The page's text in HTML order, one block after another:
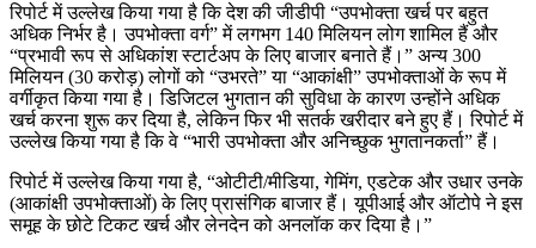
रिपोर्ट में उल्लेख किया गया है कि देश की जीडीपी “उपभोक्ता खर्च पर बहुत
अधिक निर्भर है। उपभोक्ता वर्ग” में लगभग 140 मिलियन लोग शामिल हैं और
“प्रभावी रूप से अधिकांश स्टार्टअप के लिए बाजार बनाते हैं।” अन्य 300
मिलियन (30 करोड़) लोगों को “उभरते” या “आकांक्षी” उपभोक्ताओं के रूप में
वर्गीकृत किया गया है। डिजिटल भुगतान की सुविधा के कारण उन्होंने अधिक
खर्च करना शुरू कर दिया है, लेकिन फिर भी सतर्क खरीदार बने हुए हैं। रिपोर्ट में
उल्लेख किया गया है कि वे “भारी उपभोक्ता और अनिच्छुक भुगतानकर्ता” हैं।
रिपोर्ट में उल्लेख किया गया है, “ओटीटी/मीडिया, गेमिंग, एडटेक और उधार उनके
(आकांक्षी उपभोक्ताओं) के लिए प्रासंगिक बाजार हैं। यूपीआई और ऑटोपे ने इस
समूह के छोटे टिकट खर्च और लेनदेन को अनलॉक कर दिया है।”